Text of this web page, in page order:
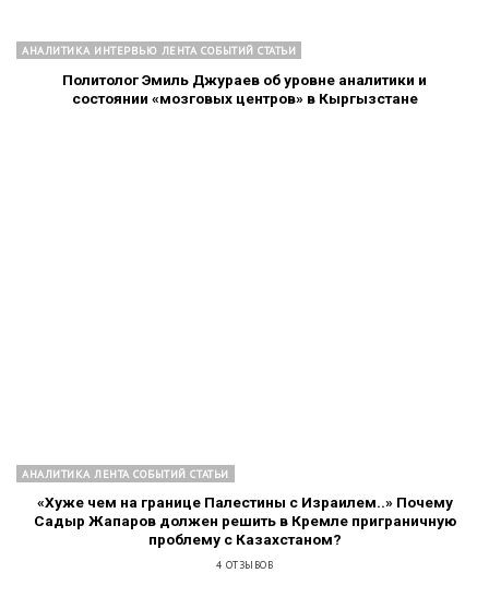
АНАЛИТИКА ИНТЕРВЬЮ ЛЕНТА СОБЫТИЙ СТАТЬИ
Политолог Эмиль Джураев об уровне аналитики и
состоянии «мозговых центров» в Кыргызстане
АНАЛИТИКА ЛЕНТА СОБЫТИЙ СТАТЬИ
«Хуже чем на границе Палестины с Израилем..» Почему
Садыр Жапаров должен решить в Кремле приграничную
проблему с Казахстаном?
4 ОТЗЫВОВ